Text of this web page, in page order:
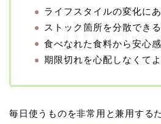
ライフスタイルの変化に
ストック箇所を分散できる
食べなれた食料から安心
期限切れを心配しなくて
毎日使うものを非常用と兼用するた